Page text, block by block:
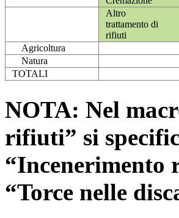
Altro
trattamento di
rifiuti
Agricoltura
Natura
TOTALI
NOTA: Nel
rifiuti” si
“Torce nelle